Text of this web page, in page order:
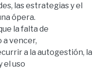
las estrategias y el
ópera.
la falta de
a vencer,
a la autogestión, la
el uso